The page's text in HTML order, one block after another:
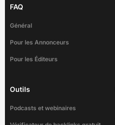
FAQ
Général
Pour les Annonceurs
Pour les Éditeurs
Outils
Podcasts et webinaires